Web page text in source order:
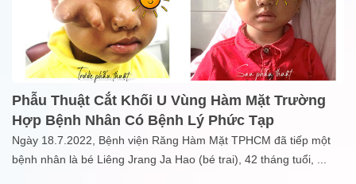
Phẫu Thuật Cắt Khối U Vùng Hàm Mặt Trường
Hợp Bệnh Nhân Có Bệnh Lý Phức Tạp
Ngày 18.7.2022, Bệnh viện Răng Hàm Mặt TPHCM đã tiếp một
bệnh nhân là bé Liêng Jrang Ja Hao (bé trai), 42 tháng tuổi,